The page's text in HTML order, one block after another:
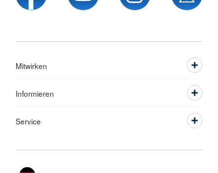
Mitwirken
Informieren
Service
Sprache wechseln zu